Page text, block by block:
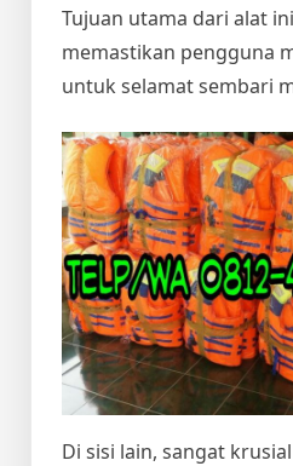
Tujuan utama dari alat
memastikan pengguna
untuk selamat sembari
Di sisi lain, sangat